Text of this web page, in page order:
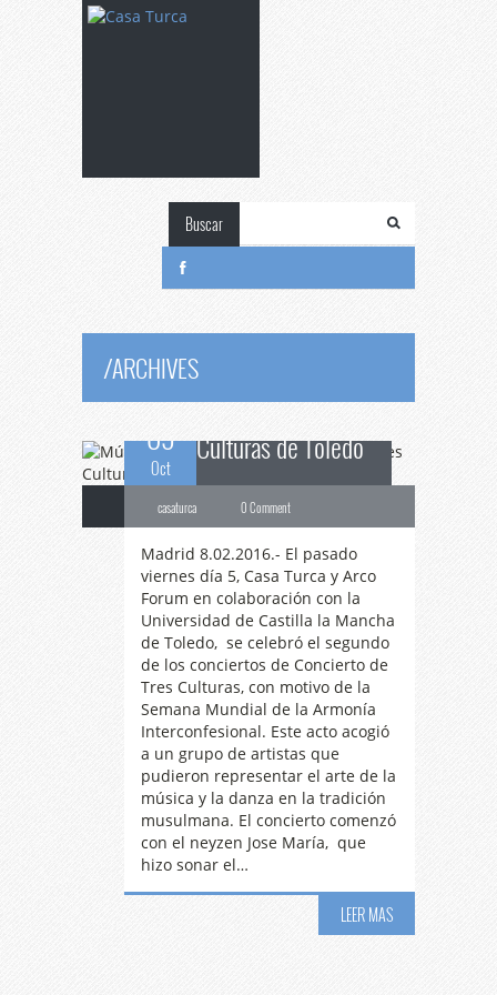
Buscar
/ARCHIVES
09
Oct
Músicay danza sufí
en Concierto de tres
Culturas de Toledo
casaturca 0 Comment
Madrid 8.02.2016.- El pasado
viernes día 5, Casa Turca y Arco
Forum en colaboración con la
Universidad de Castilla la Mancha
de Toledo, se celebró el segundo
de los conciertos de Concierto de
Tres Culturas, con motivo de la
Semana Mundial de la Armonía
Interconfesional. Este acto acogió
a un grupo de artistas que
pudieron representar el arte de la
música y la danza en la tradición
musulmana. El concierto comenzó
con el neyzen Jose María, que
hizo sonar el…
LEER MAS